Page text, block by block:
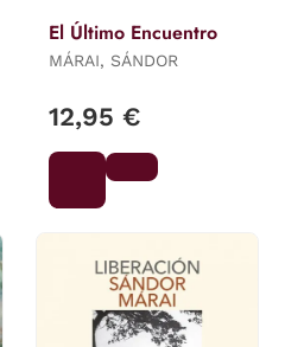
El Último Encuentro
MÁRAI, SÁNDOR
12,95 €